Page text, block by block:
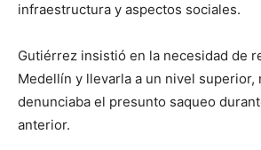
infraestructura y aspectos sociales.
Gutiérrez insistió en la necesidad de
Medellín y llevarla a un nivel superior,
denunciaba el presunto saqueo
anterior.